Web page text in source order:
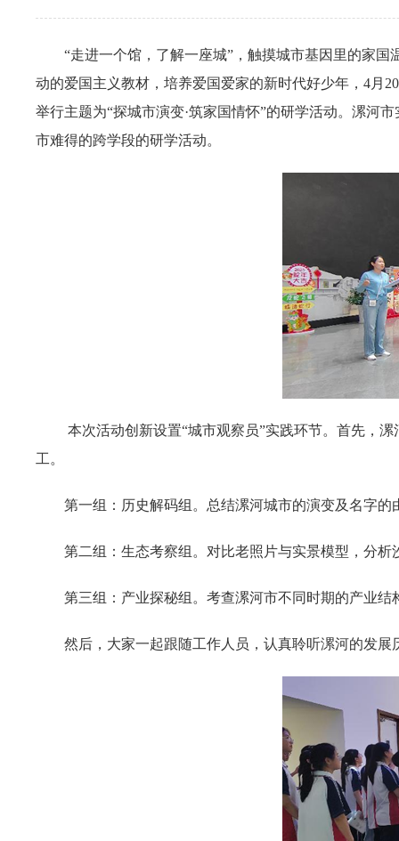
“走进一个馆，了解一座城”，触摸城市基因里的家
动的爱国主义教材，培养爱国爱家的新时代好少年，4月
举行主题为“探城市演变·筑家国情怀”的研学活动。漯河
市难得的跨学段的研学活动。
本次活动创新设置“城市观察员”实践环节。首先，
工。
第一组：历史解码组。总结漯河城市的演变及名字
第二组：生态考察组。对比老照片与实景模型，分
第三组：产业探秘组。考查漯河市不同时期的产业结
然后，大家一起跟随工作人员，认真聆听漯河的发展